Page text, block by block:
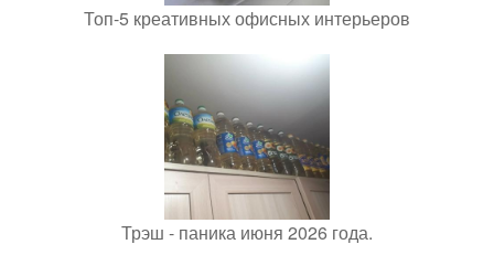
Топ-5 креативных офисных интерьеров
Трэш - паника июня 2026 года.